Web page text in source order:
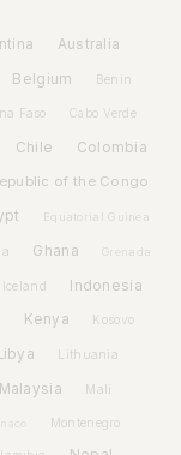
Australia
Belgium Benin
Faso Cabo Verde
Chile Colombia
of the Congo
Equatorial Guinea
Ghana Grenada
Iceland Indonesia
Kenya Kosovo
Libya Lithuania
Malaysia Mali
Montenegro